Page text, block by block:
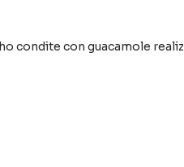
condite con guacamole